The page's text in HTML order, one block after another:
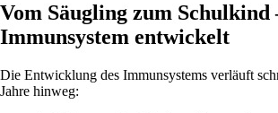
Vom Säugling zum Schulkind
Immunsystem entwickelt
Die Entwicklung des Immunsystems verläuft
Jahre hinweg: